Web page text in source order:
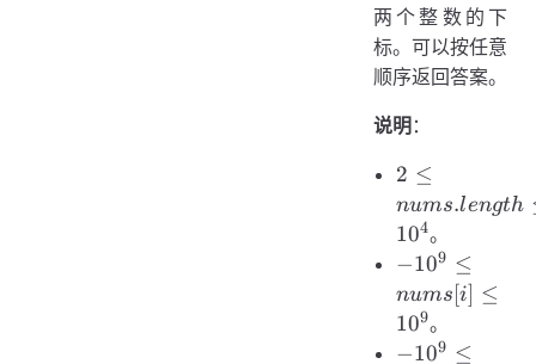
两个整数的下
标。可以按任意
顺序返回答案。
说明：
2 \le
nums.length
\le 10^4
2 ≤
nums.length
104。
-10^9
\le
nums[i]
\le
−109 ≤
nums[i] ≤
109。
-10^9
−109 ≤